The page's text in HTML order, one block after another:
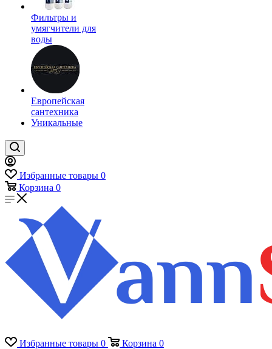
Фильтры и
умягчители для
воды
Европейская
сантехника
Уникальные
Избранные товары 0
Корзина 0
Избранные товары 0 Корзина 0